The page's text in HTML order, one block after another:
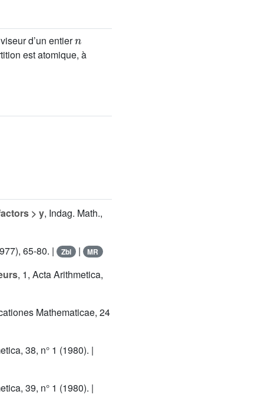
d’un entier
n
est atomique, à
> y, Indag. Math.,
65-80. | Zbl | MR
, 1, Acta Arithmetica,
Mathematicae, 24
38, n° 1 (1980). |
39, n° 1 (1980). |